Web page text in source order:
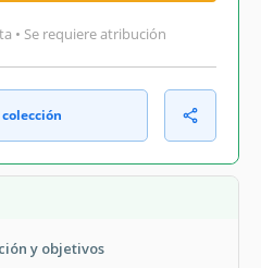
• Se requiere atribución
y objetivos